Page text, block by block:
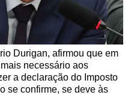
Durigan, afirmou que em
necessário aos
a declaração do Imposto
se confirme, se deve às